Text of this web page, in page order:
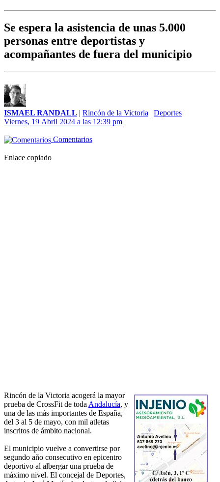
Se espera la asistencia de unas 5.000
personas entre deportistas y
acompañantes de fuera del municipio
ISMAEL RANDALL | Rincón de la Victoria | Deportes
Viernes, 19 Abril 2024 a las 12:39 pm
Comentarios
Enlace copiado
Rincón de la Victoria acogerá la mayor
prueba de CrossFit de toda Andalucía, y
una de las más importantes de España,
del 3 al 5 de mayo, con mil atletas
inscritos de ámbito nacional.
El municipio vuelve a convertirse por
segundo año consecutivo en epicentro
deportivo al albergar una prueba de
máximo nivel. El concejal de Deportes,